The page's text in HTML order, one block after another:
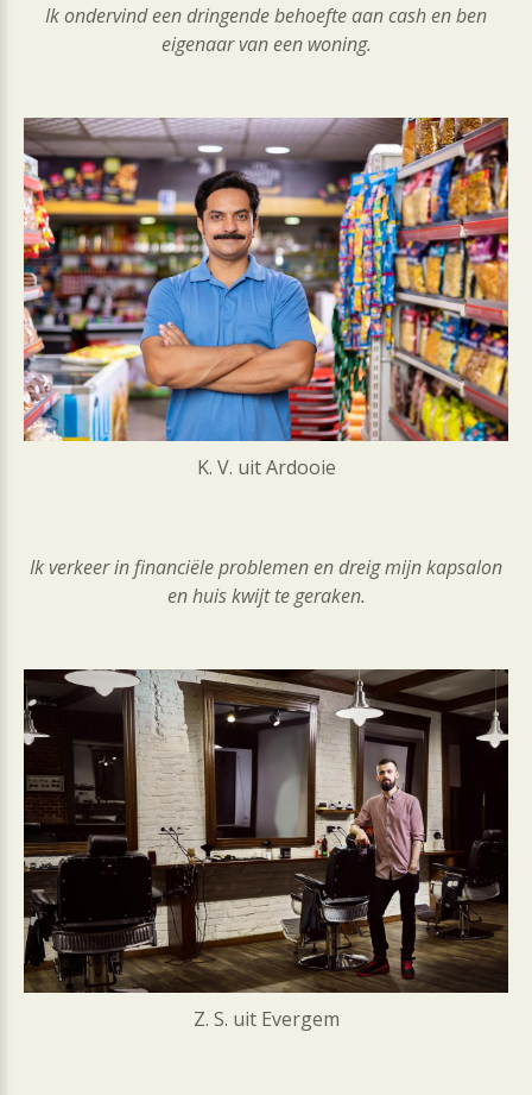
Ik ondervind een dringende behoefte aan cash en ben
eigenaar van een woning.
K. V. uit Ardooie
Ik verkeer in financiële problemen en dreig mijn kapsalon
en huis kwijt te geraken.
Z. S. uit Evergem